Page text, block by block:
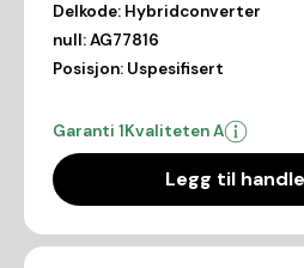
Delkode: Hybridconverter
null:AG77816
Posisjon: Uspesifisert
Garanti 1Kvaliteten A
Legg til